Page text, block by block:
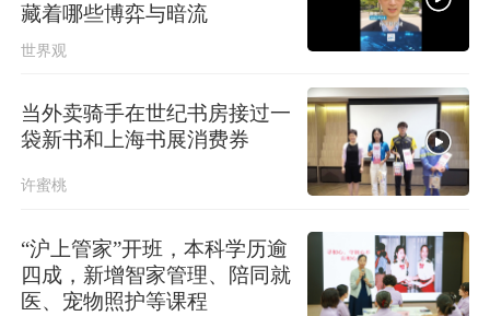
藏着哪些博弈与暗流
世界观
当外卖骑手在世纪书房接过一
袋新书和上海书展消费券
许蜜桃
“沪上管家”开班，本科学历逾
四成，新增智家管理、陪同就
医、宠物照护等课程